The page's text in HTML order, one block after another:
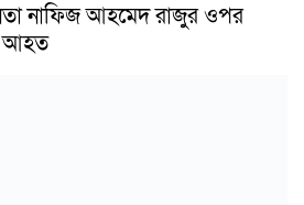
নাফিজ আহমেদ রাজুর ওপর
আহত